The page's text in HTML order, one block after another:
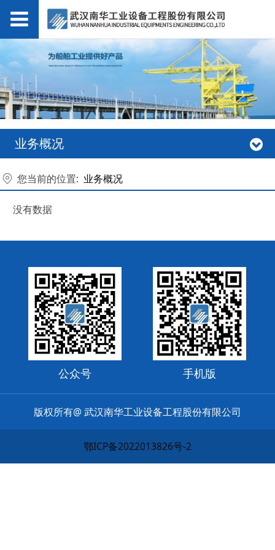
业务概况
您当前的位置: 业务概况
没有数据
公众号 手机版
版权所有@ 武汉南华工业设备工程股份有限公司
鄂ICP备2022013826号-2